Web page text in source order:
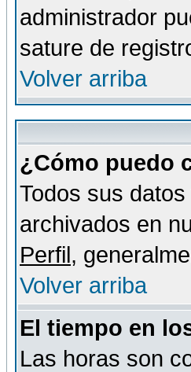
administrador
sature de
Volver arriba
¿Cómo puedo
Todos sus
archivados en
Perfil,
Volver arriba
El tiempo en
Las horas son